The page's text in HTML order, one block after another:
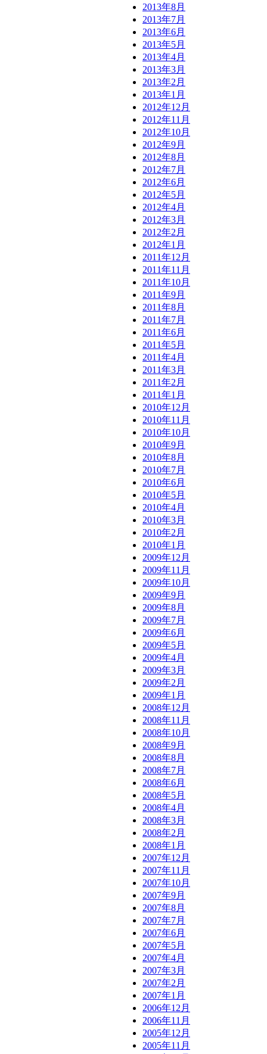
2013年8月
2013年7月
2013年6月
2013年5月
2013年4月
2013年3月
2013年2月
2013年1月
2012年12月
2012年11月
2012年10月
2012年9月
2012年8月
2012年7月
2012年6月
2012年5月
2012年4月
2012年3月
2012年2月
2012年1月
2011年12月
2011年11月
2011年10月
2011年9月
2011年8月
2011年7月
2011年6月
2011年5月
2011年4月
2011年3月
2011年2月
2011年1月
2010年12月
2010年11月
2010年10月
2010年9月
2010年8月
2010年7月
2010年6月
2010年5月
2010年4月
2010年3月
2010年2月
2010年1月
2009年12月
2009年11月
2009年10月
2009年9月
2009年8月
2009年7月
2009年6月
2009年5月
2009年4月
2009年3月
2009年2月
2009年1月
2008年12月
2008年11月
2008年10月
2008年9月
2008年8月
2008年7月
2008年6月
2008年5月
2008年4月
2008年3月
2008年2月
2008年1月
2007年12月
2007年11月
2007年10月
2007年9月
2007年8月
2007年7月
2007年6月
2007年5月
2007年4月
2007年3月
2007年2月
2007年1月
2006年12月
2006年11月
2005年12月
2005年11月